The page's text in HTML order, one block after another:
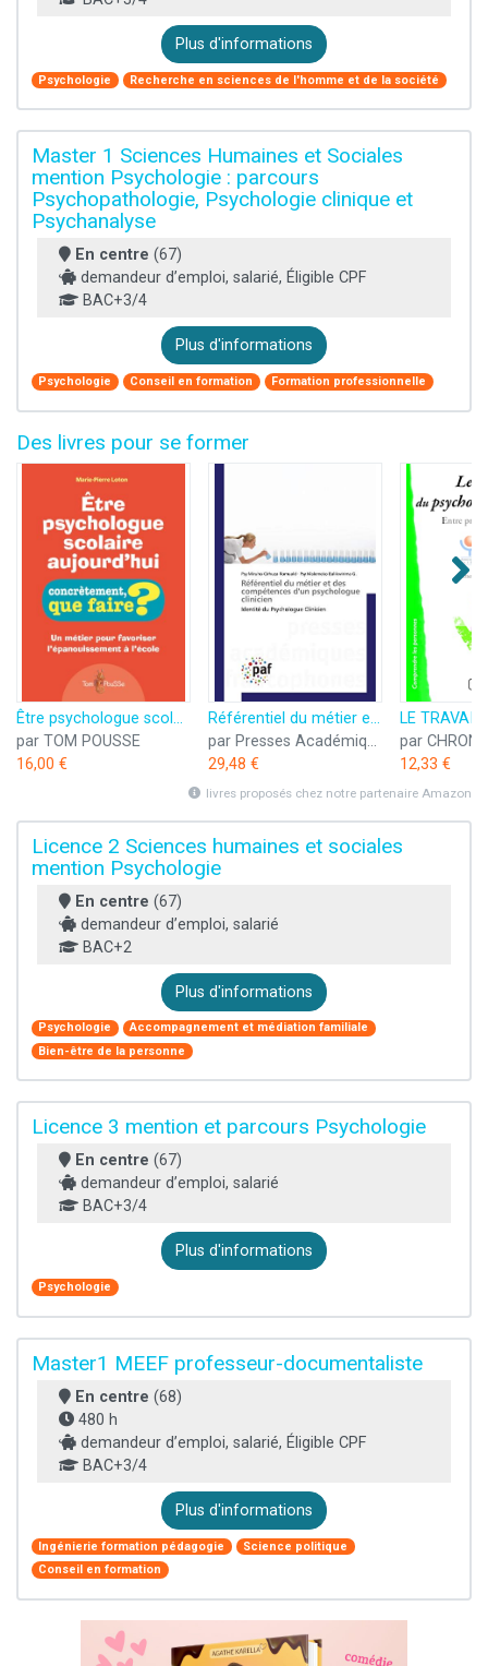
Plus d'informations
Psychologie Recherche en sciences de l'homme et de la société
Master 1 Sciences Humaines et Sociales
mention Psychologie : parcours
Psychopathologie, Psychologie clinique et
Psychanalyse
En centre (67)
demandeur d’emploi, salarié, Éligible CPF
BAC+3/4
Plus d'informations
Psychologie Conseil en formation Formation professionnelle
Des livres pour se former
Être psychologue scolaire aujourd'hui : Un métier pour favoriser l'épanouissement à l'école
par TOM POUSSE
16,00 €
Référentiel du métier et des compétences d'un psychologue clinicien: Identité du Psychologue Clinicien
par Presses Académiques Francophones
29,48 €
par
12,33 €
livres proposés chez notre partenaire Amazon
Licence 2 Sciences humaines et sociales
mention Psychologie
En centre (67)
demandeur d’emploi, salarié
BAC+2
Plus d'informations
Psychologie
Accompagnement et médiation familiale
Bien-être de la personne
Licence 3 mention et parcours Psychologie
En centre (67)
demandeur d’emploi, salarié
BAC+3/4
Plus d'informations
Psychologie
Master1 MEEF professeur-documentaliste
En centre (68)
480 h
demandeur d’emploi, salarié, Éligible CPF
BAC+3/4
Plus d'informations
Ingénierie formation pédagogie
Science politique
Conseil en formation